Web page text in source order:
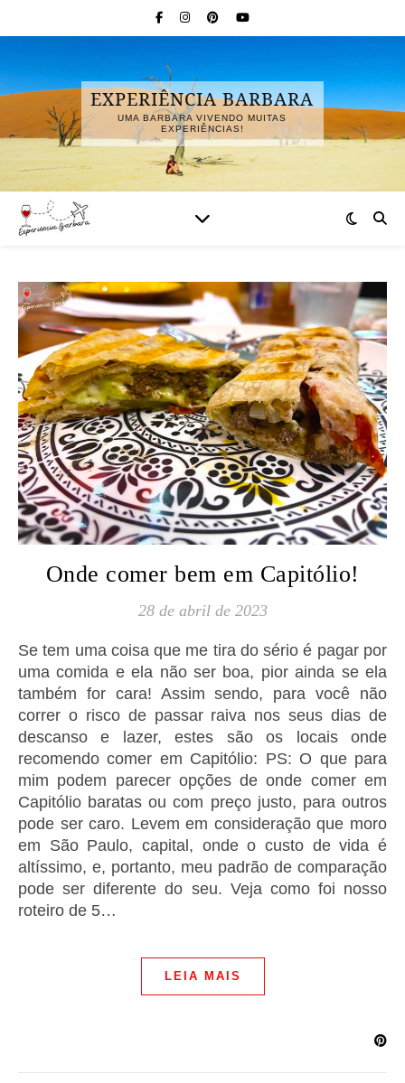
EXPERIÊNCIA BARBARA
UMA BARBARA VIVENDO MUITAS
EXPERIÊNCIAS!
Onde comer bem em Capitólio!
28 de abril de 2023
Se tem uma coisa que me tira do sério é pagar por
uma comida e ela não ser boa, pior ainda se ela
também for cara! Assim sendo, para você não
correr o risco de passar raiva nos seus dias de
descanso e lazer, estes são os locais onde
recomendo comer em Capitólio: PS: O que para
mim podem parecer opções de onde comer em
Capitólio baratas ou com preço justo, para outros
pode ser caro. Levem em consideração que moro
em São Paulo, capital, onde o custo de vida é
altíssimo, e, portanto, meu padrão de comparação
pode ser diferente do seu. Veja como foi nosso
roteiro de 5…
LEIA MAIS